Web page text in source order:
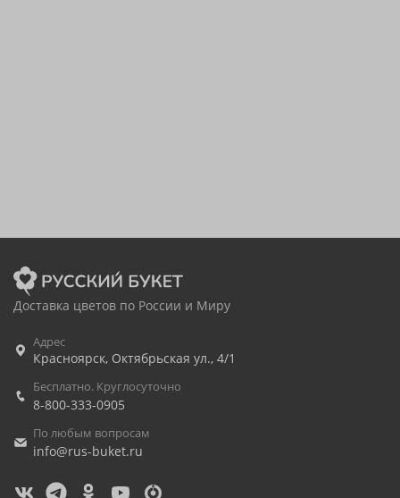
Доставка цветов по России и Миру
Адрес
Красноярск, Октябрьская ул., 4/1
Бесплатно. Круглосуточно
8-800-333-0905
По любым вопросам
info@rus-buket.ru